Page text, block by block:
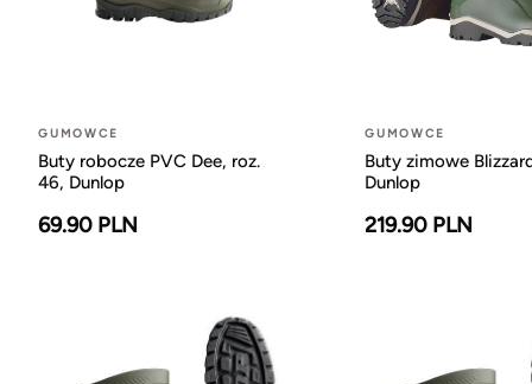
GUMOWCE
Buty robocze PVC Dee, roz.
46, Dunlop
69.90 PLN
GUMOWCE
Buty zimowe
Dunlop
219.90 PLN